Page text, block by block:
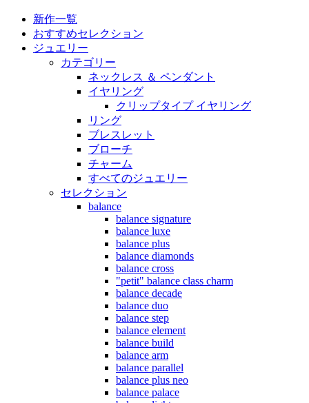
新作一覧
おすすめセレクション
ジュエリー
カテゴリー
ネックレス ＆ ペンダント
イヤリング
クリップタイプ イヤリング
リング
ブレスレット
ブローチ
チャーム
すべてのジュエリー
セレクション
balance
balance signature
balance luxe
balance plus
balance diamonds
balance cross
"petit" balance class charm
balance decade
balance duo
balance step
balance element
balance build
balance arm
balance parallel
balance plus neo
balance palace